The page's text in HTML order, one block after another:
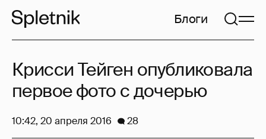
Блоги
Крисси Тейген опубликовала
первое фото с дочерью
10:42, 20 апреля 2016 28